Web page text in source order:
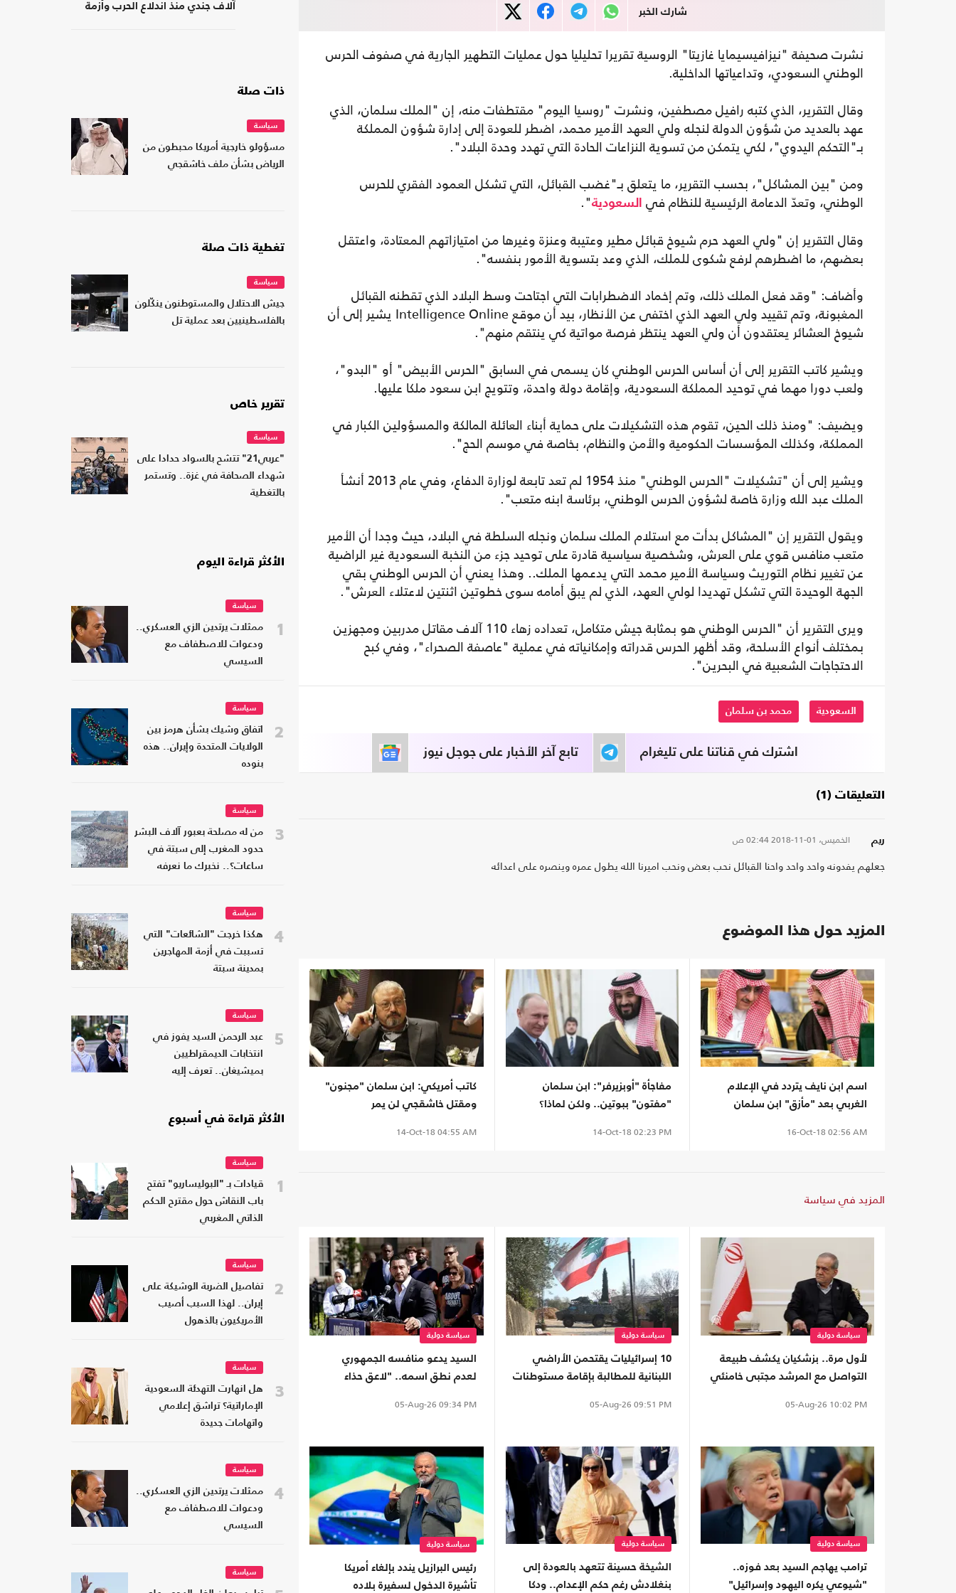
شارك الخبر
نشرت صحيفة "نيزافيسيمايا غازيتا" الروسية تقريرا تحليليا حول عمليات التطهير الجارية في صفوف الحرس
الوطني السعودي، وتداعياتها الداخلية.
وقال التقرير، الذي كتبه رافيل مصطفين، ونشرت "روسيا اليوم" مقتطفات منه، إن "الملك سلمان، الذي
عهد بالعديد من شؤون الدولة لنجله ولي العهد الأمير محمد، اضطر للعودة إلى إدارة شؤون المملكة
بـ"التحكم اليدوي"، لكي يتمكن من تسوية النزاعات الحادة التي تهدد وحدة البلاد".
ومن "بين المشاكل"، بحسب التقرير، ما يتعلق بـ"غضب القبائل، التي تشكل العمود الفقري للحرس
الوطني، وتعدّ الدعامة الرئيسية للنظام في
السعودية".
وقال التقرير إن "ولي العهد حرم شيوخ قبائل مطير وعتيبة وعنزة وغيرها من امتيازاتهم المعتادة، واعتقل
بعضهم، ما اضطرهم لرفع شكوى للملك، الذي وعد بتسوية الأمور بنفسه".
وأضاف: "وقد فعل الملك ذلك، وتم إخماد الاضطرابات التي اجتاحت وسط البلاد الذي تقطنه القبائل
المغبونة، وتم تقييد ولي العهد الذي اختفى عن الأنظار، بيد أن موقع Intelligence Online يشير إلى أن
شيوخ العشائر يعتقدون أن ولي العهد ينتظر فرصة مواتية كي ينتقم منهم".
ويشير كاتب التقرير إلى أن أساس الحرس الوطني كان يسمى في السابق "الحرس الأبيض" أو "البدو"،
ولعب دورا مهما في توحيد المملكة السعودية، وإقامة دولة واحدة، وتتويج ابن سعود ملكا عليها.
ويضيف: "ومنذ ذلك الحين، تقوم هذه التشكيلات على حماية أبناء العائلة المالكة والمسؤولين الكبار في
المملكة، وكذلك المؤسسات الحكومية والأمن والنظام، بخاصة في موسم الحج".
ويشير إلى أن "تشكيلات "الحرس الوطني" منذ 1954 لم تعد تابعة لوزارة الدفاع، وفي عام 2013 أنشأ
الملك عبد الله وزارة خاصة لشؤون الحرس الوطني، برئاسة ابنه متعب".
ويقول التقرير إن "المشاكل بدأت مع استلام الملك سلمان ونجله السلطة في البلاد، حيث وجدا أن الأمير
متعب منافس قوي على العرش، وشخصية سياسية قادرة على توحيد جزء من النخبة السعودية غير الراضية
عن تغيير نظام التوريث وسياسة الأمير محمد التي يدعمها الملك.. وهذا يعني أن الحرس الوطني بقي
الجهة الوحيدة التي تشكل تهديدا لولي العهد، الذي لم يبق أمامه سوى خطوتين اثنتين لاعتلاء العرش".
ويرى التقرير أن "الحرس الوطني هو بمثابة جيش متكامل، تعداده زهاء 110 آلاف مقاتل مدربين ومجهزين
بمختلف أنواع الأسلحة، وقد أظهر الحرس قدراته وإمكانياته في عملية "عاصفة الصحراء"، وفي كبح
الاحتجاجات الشعبية في البحرين".
السعودية محمد بن سلمان
تابع آخر الأخبار على جوجل نيوز اشترك في قناتنا على تليغرام
التعليقات (1)
ريم الخميس، 01-11-2018 02:44 ص
جعلهم يفدونه واحد واحد واحنا القبائل نحب بعض ونحب اميرنا الله يطول عمره وينصره على اعدائه
المزيد حول هذا الموضوع
اسم ابن نايف يتردد في الإعلام
الغربي بعد "مأزق" ابن سلمان
16-Oct-18 02:56 AM
مفاجأة "أوبزيرفر": ابن سلمان
"مفتون" ببوتين.. ولكن لماذا؟
14-Oct-18 02:23 PM
كاتب أمريكي: ابن سلمان "مجنون"
ومقتل خاشقجي لن يمر
14-Oct-18 04:55 AM
المزيد في سياسة
سياسة دولية
لأول مرة.. بزشكيان يكشف طبيعة
التواصل مع المرشد مجتبى خامنئي
05-Aug-26 10:02 PM
سياسة دولية
10 إسرائيليات يقتحمن الأراضي
اللبنانية للمطالبة بإقامة مستوطنات
05-Aug-26 09:51 PM
سياسة دولية
السيد يدعو منافسه الجمهوري
لعدم نطق اسمه.. "لاعق حذاء
05-Aug-26 09:34 PM
سياسة دولية
ترامب يهاجم السيد بعد فوزه..
"شيوعي يكره اليهود وإسرائيل"
سياسة دولية
الشيخة حسينة تتعهد بالعودة إلى
بنغلادش رغم حكم الإعدام.. ودكا
سياسة دولية
رئيس البرازيل يندد بإلغاء أمريكا
تأشيرة الدخول لسفيرة بلاده
آلاف جندي منذ اندلاع الحرب وأزمة
ذات صلة
سياسة
مسؤولو خارجية أمريكا محبطون من
الرياض بشأن ملف خاشقجي
تغطية ذات صلة
سياسة
جيش الاحتلال والمستوطنون ينكّلون
بالفلسطينيين بعد عملية تل
تقرير خاص
سياسة
"عربي21" تتشح بالسواد حدادا على
شهداء الصحافة في غزة.. وتستمر
بالتغطية
الأكثر قراءة اليوم
1
سياسة
ممثلات يرتدين الزي العسكري..
ودعوات للاصطفاف مع
السيسي
2
سياسة
اتفاق وشيك بشأن هرمز بين
الولايات المتحدة وإيران.. هذه
بنوده
3
سياسة
من له مصلحة بعبور آلاف البشر
حدود المغرب إلى سبتة في
ساعات؟.. نخبرك ما نعرفه
4
سياسة
هكذا خرجت "الشائعات" التي
تسببت في أزمة المهاجرين
بمدينة سبتة
5
سياسة
عبد الرحمن السيد يفوز في
انتخابات الديمقراطيين
بميشيغان.. تعرف إليه
الأكثر قراءة في أسبوع
1
سياسة
قيادات بـ "البوليساريو" تفتح
باب النقاش حول مقترح الحكم
الذاتي المغربي
2
سياسة
تفاصيل الضربة الوشيكة على
إيران.. لهذا السبب أصيب
الأمريكيون بالذهول
3
سياسة
هل انهارت التهدئة السعودية
الإماراتية؟ تراشق إعلامي
واتهامات جديدة
4
سياسة
ممثلات يرتدين الزي العسكري..
ودعوات للاصطفاف مع
السيسي
سياسة